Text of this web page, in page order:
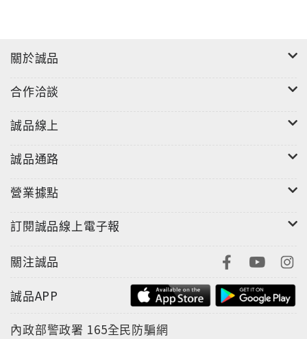
關於誠品
合作洽談
誠品線上
誠品通路
營業據點
訂閱誠品線上電子報
關注誠品
誠品APP
內政部警政署 165全民防騙網